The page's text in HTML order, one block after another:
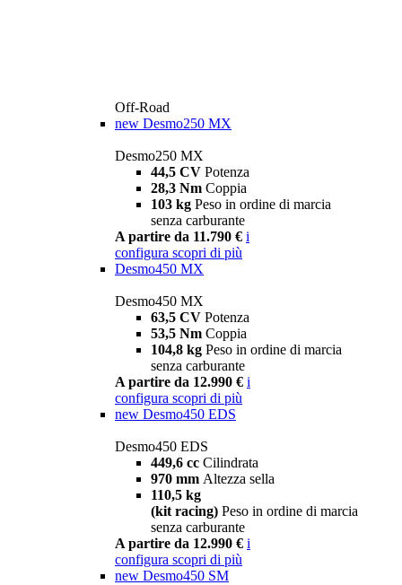
Off-Road
new Desmo250 MX
Desmo250 MX
44,5 CV Potenza
28,3 Nm Coppia
103 kg Peso in ordine di marcia
senza carburante
A partire da 11.790 € i
configura scopri di più
Desmo450 MX
Desmo450 MX
63,5 CV Potenza
53,5 Nm Coppia
104,8 kg Peso in ordine di marcia
senza carburante
A partire da 12.990 € i
configura scopri di più
new Desmo450 EDS
Desmo450 EDS
449,6 cc Cilindrata
970 mm Altezza sella
110,5 kg
(kit racing) Peso in ordine di marcia
senza carburante
A partire da 12.990 € i
configura scopri di più
new Desmo450 SM